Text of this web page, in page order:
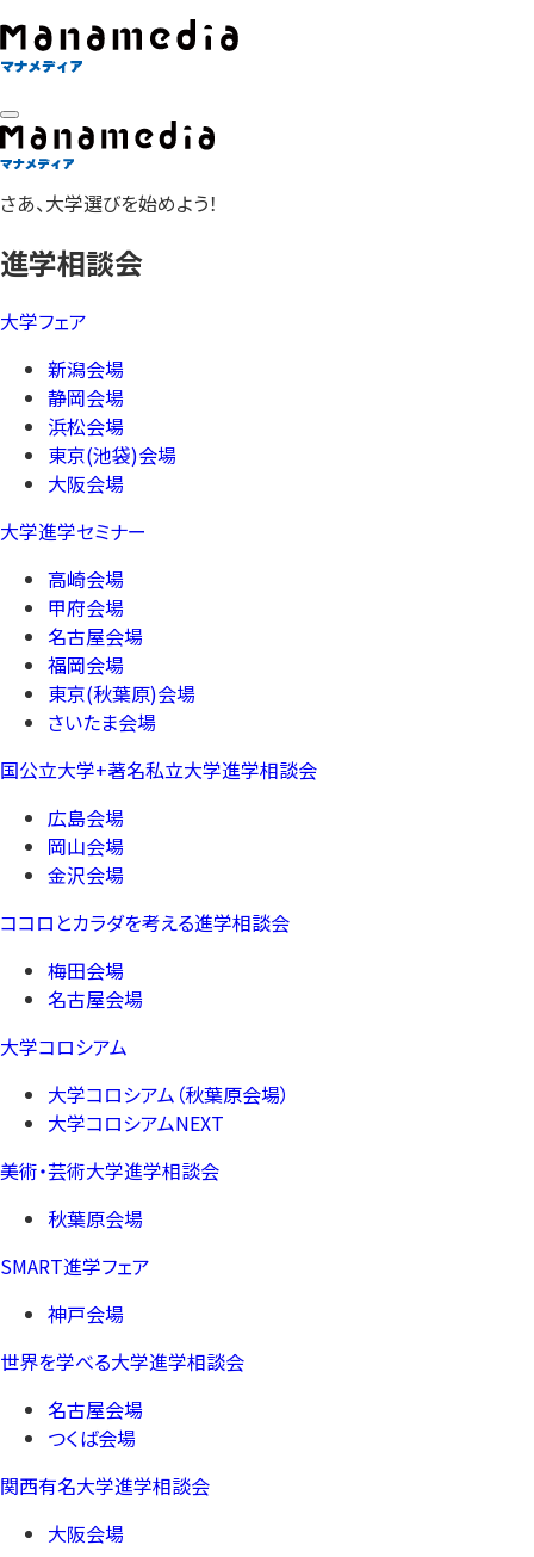
さあ、大学選びを始めよう！
進学相談会
大学フェア
新潟会場
静岡会場
浜松会場
東京(池袋)会場
大阪会場
大学進学セミナー
高崎会場
甲府会場
名古屋会場
福岡会場
東京(秋葉原)会場
さいたま会場
国公立大学+著名私立大学進学相談会
広島会場
岡山会場
金沢会場
ココロとカラダを考える進学相談会
梅田会場
名古屋会場
大学コロシアム
大学コロシアム（秋葉原会場）
大学コロシアムNEXT
美術・芸術大学進学相談会
秋葉原会場
SMART進学フェア
神戸会場
世界を学べる大学進学相談会
名古屋会場
つくば会場
関西有名大学進学相談会
大阪会場